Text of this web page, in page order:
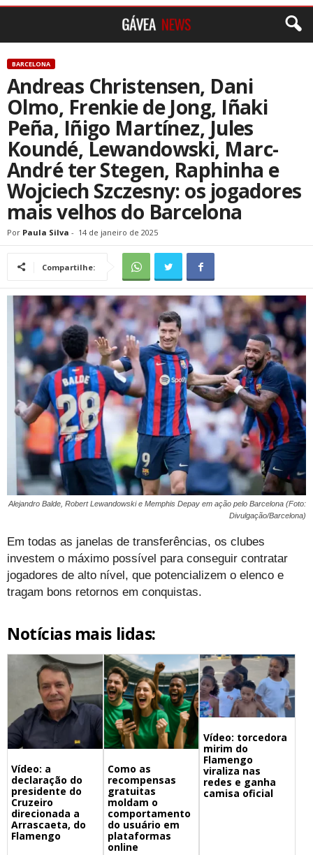
BARCELONA
Andreas Christensen, Dani
Olmo, Frenkie de Jong, Iñaki
Peña, Iñigo Martínez, Jules
Koundé, Lewandowski, Marc-
André ter Stegen, Raphinha e
Wojciech Szczesny: os jogadores
mais velhos do Barcelona
Por Paula Silva - 14 de janeiro de 2025
Compartilhe:
Alejandro Balde, Robert Lewandowski e Memphis Depay em ação pelo Barcelona (Foto:
Divulgação/Barcelona)
Em todas as janelas de transferências, os clubes
investem o máximo possível para conseguir contratar
jogadores de alto nível, que potencializem o elenco e
tragam bons retornos em conquistas.
Notícias mais lidas:
Vídeo: a
declaração do
presidente do
Cruzeiro
direcionada a
Arrascaeta, do
Flamengo
Como as
recompensas
gratuitas
moldam o
comportamento
do usuário em
plataformas
online
Vídeo: torcedora
mirim do
Flamengo
viraliza nas
redes e ganha
camisa oficial